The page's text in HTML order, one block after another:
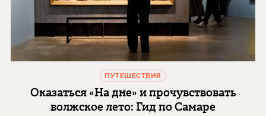
ПУТЕШЕСТВИЯ
Оказаться «На дне» и прочувствовать
волжское лето: Гид по Самаре